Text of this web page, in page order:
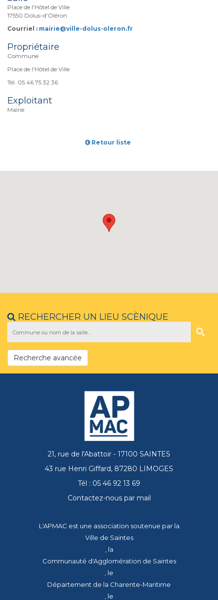
Place de l'Hôtel de Ville
17550 Dolus-d'Oléron
Courriel : mairie@ville-dolus-oleron.fr
Propriétaire
Commune
Place de l'Hôtel de Ville
Tél. 05 46 75 32 36
Exploitant
Mairie
Retour liste
RECHERCHER UN LIEU SCÈNIQUE
Recherche avancée
21, rue de l'Abattoir - 17100 SAINTES
43 rue Henri Giffard, 87280 LIMOGES
Tél : 05 46 92 13 69
Contactez-nous par mail
L'APMAC est une association soutenue par la
Ville de Saintes
, la
Communauté d'Agglomération de Saintes
, le
Département de la Charente-Maritime
, le